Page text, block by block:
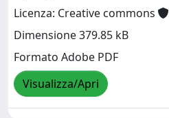
Licenza: Creative commons
Dimensione 379.85 kB
Formato Adobe PDF
Visualizza/Apri